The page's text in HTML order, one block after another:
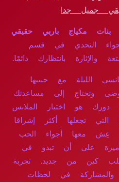
جميل جدا
مكياج باربي حقيقي
التحدي في قسم
والإثارة بانتظارك دائمًا.
الليلة مع حبيبها
وتحتاج إلى مساعدتك
دورك هو اختيار الملابس
التي تجعلها أكثر إشراقا
عِش معها أجواء الحب
على أن تبدو في
كين من جديد. تجربة
والمشاركة في لحظات